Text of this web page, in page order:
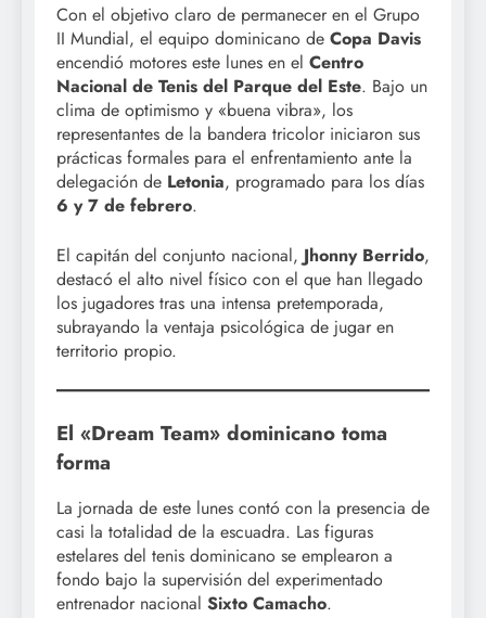
Con el objetivo claro de permanecer en el Grupo
II Mundial, el equipo dominicano de Copa Davis
encendió motores este lunes en el Centro
Nacional de Tenis del Parque del Este. Bajo un
clima de optimismo y «buena vibra», los
representantes de la bandera tricolor iniciaron sus
prácticas formales para el enfrentamiento ante la
delegación de Letonia, programado para los días
6 y 7 de febrero.
El capitán del conjunto nacional, Jhonny Berrido,
destacó el alto nivel físico con el que han llegado
los jugadores tras una intensa pretemporada,
subrayando la ventaja psicológica de jugar en
territorio propio.
El «Dream Team» dominicano toma
forma
La jornada de este lunes contó con la presencia de
casi la totalidad de la escuadra. Las figuras
estelares del tenis dominicano se emplearon a
fondo bajo la supervisión del experimentado
entrenador nacional Sixto Camacho.